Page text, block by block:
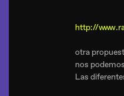
http://
otra
nos
Las